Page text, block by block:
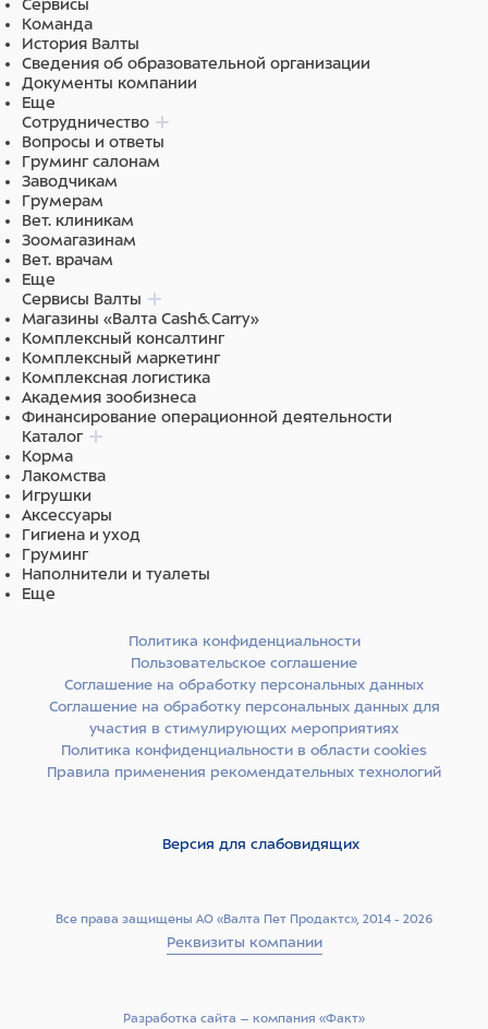
Сервисы
Команда
История Валты
Сведения об образовательной организации
Документы компании
Еще
Сотрудничество
Вопросы и ответы
Груминг салонам
Заводчикам
Грумерам
Вет. клиникам
Зоомагазинам
Вет. врачам
Еще
Сервисы Валты
Магазины «Валта Cash&Carry»
Комплексный консалтинг
Комплексный маркетинг
Комплексная логистика
Академия зообизнеса
Финансирование операционной деятельности
Каталог
Корма
Лакомства
Игрушки
Аксессуары
Гигиена и уход
Груминг
Наполнители и туалеты
Еще
Все права защищены АО «Валта Пет Продактс», 2014 - 2026
Реквизиты компании
Политика конфиденциальности
Пользовательское соглашение
Соглашение на обработку персональных данных
Соглашение на обработку персональных данных для
участия в стимулирующих мероприятиях
Политика конфиденциальности в области cookies
Правила применения рекомендательных технологий
Версия для слабовидящих
Разработка сайта –­ компания «Факт»